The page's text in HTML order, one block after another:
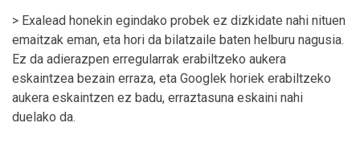
> Exalead honekin egindako probek ez dizkidate nahi nituen
emaitzak eman, eta hori da bilatzaile baten helburu nagusia.
Ez da adierazpen erregularrak erabiltzeko aukera
eskaintzea bezain erraza, eta Googlek horiek erabiltzeko
aukera eskaintzen ez badu, erraztasuna eskaini nahi
duelako da.